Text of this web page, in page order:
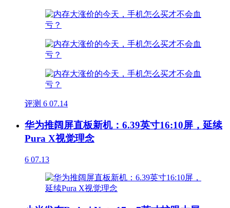
评测 6 07.14
华为推阔屏直板新机：6.39英寸16:10屏，延续
Pura X视觉理念
6 07.13